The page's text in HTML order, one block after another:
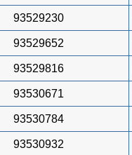
93529230
93529652
93529816
93530671
93530784
93530932